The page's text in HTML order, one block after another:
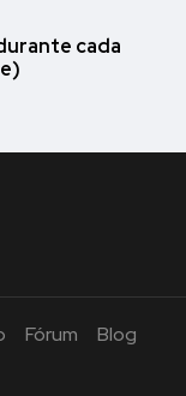
cada
Fórum Blog